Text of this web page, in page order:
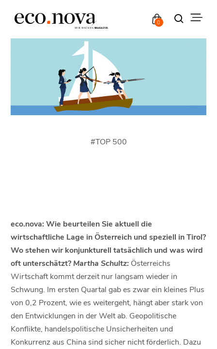
0
#TOP 500
eco.nova: Wie beurteilen Sie aktuell die
wirtschaftliche Lage in Österreich und speziell in Tirol?
Wo stehen wir konjunkturell tatsächlich und was wird
oft unterschätzt? Martha Schultz: Österreichs
Wirtschaft kommt derzeit nur langsam wieder in
Schwung. Im ersten Quartal gab es zwar ein kleines Plus
von 0,2 Prozent, wie es weitergeht, hängt aber stark von
den Entwicklungen in der Welt ab. Geopolitische
Konflikte, handelspolitische Unsicherheiten und
Konkurrenz aus China sind sicher nicht förderlich. Dazu